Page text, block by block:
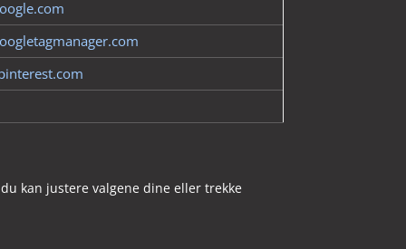
kan justere valgene dine eller trekke